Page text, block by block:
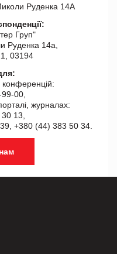
Руденка 14А
Груп"
Руденка 14а,
03194
конференцій:
00,
журналах:
13,
+380 (44) 383 50 34.